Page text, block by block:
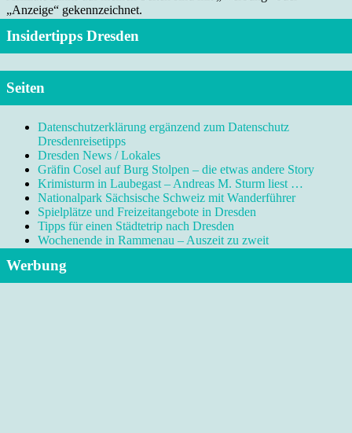
„Anzeige“ gekennzeichnet.
Insidertipps Dresden
Seiten
Datenschutzerklärung ergänzend zum Datenschutz
Dresdenreisetipps
Dresden News / Lokales
Gräfin Cosel auf Burg Stolpen – die etwas andere Story
Krimisturm in Laubegast – Andreas M. Sturm liest …
Nationalpark Sächsische Schweiz mit Wanderführer
Spielplätze und Freizeitangebote in Dresden
Tipps für einen Städtetrip nach Dresden
Wochenende in Rammenau – Auszeit zu zweit
Werbung